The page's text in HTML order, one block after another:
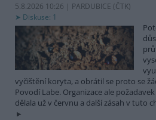
5.8.2026 10:26 | PARDUBICE (ČTK)
Diskuse: 1
vyčištění koryta, a obrátil se proto se
Povodí Labe. Organizace ale
dělala už v červnu a další zásah v tuto